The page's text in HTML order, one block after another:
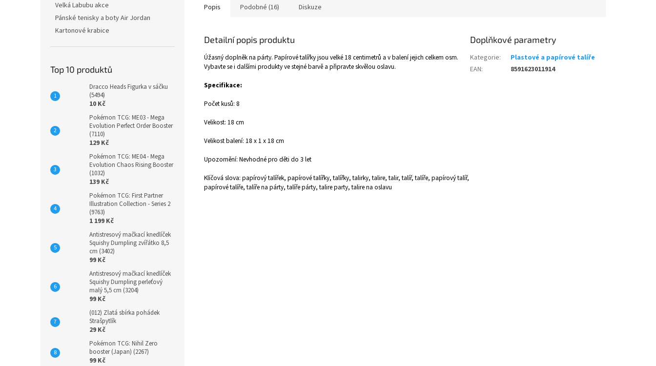
Velká Labubu akce
Pánské tenisky a boty Air Jordan
Kartonové krabice
Top 10 produktů
Dracco Heads Figurka v sáčku
(5494)
10 Kč
Pokémon TCG: ME03 - Mega
Evolution Perfect Order Booster
(7110)
129 Kč
Pokémon TCG: ME04 - Mega
Evolution Chaos Rising Booster
(1032)
139 Kč
Pokémon TCG: First Partner
Illustration Collection - Series 2
(9763)
1 199 Kč
Antistresový mačkací knedlíček
Squishy Dumpling zvířátko 8,5
cm (3402)
99 Kč
Antistresový mačkací knedlíček
Squishy Dumpling perleťový
malý 5,5 cm (3204)
99 Kč
(012) Zlatá sbírka pohádek
Strašpytlík
29 Kč
Pokémon TCG: Nihil Zero
booster (Japan) (2267)
99 Kč
Popis Podobné (16) Diskuze
Detailní popis produktu
Úžasný doplněk na párty. Papírové talířky jsou velké 18 centimetrů a v balení jejich celkem osm.
Vybavte se i dalšími produkty ve stejné barvě a připravte skvělou oslavu.
Specifikace:
Počet kusů: 8
Velikost: 18 cm
Velikost balení: 18 x 1 x 18 cm
Upozornění: Nevhodné pro děti do 3 let
Klíčová slova: papírový talířek, papírové talířky, talířky, talirky, talire, talir, talíř, talíře, papírový talíř,
papírové talíře, talíře na párty, talíře párty, talire party, talire na oslavu
Doplňkové parametry
Kategorie:
Plastové a papírové talíře
EAN: 8591623011914